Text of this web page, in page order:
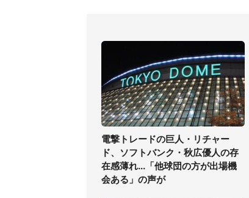
電撃トレードの巨人・リチャー
ド、ソフトバンク・秋広優人の存
在感薄れ...「他球団の方が出場機
会ある」の声が